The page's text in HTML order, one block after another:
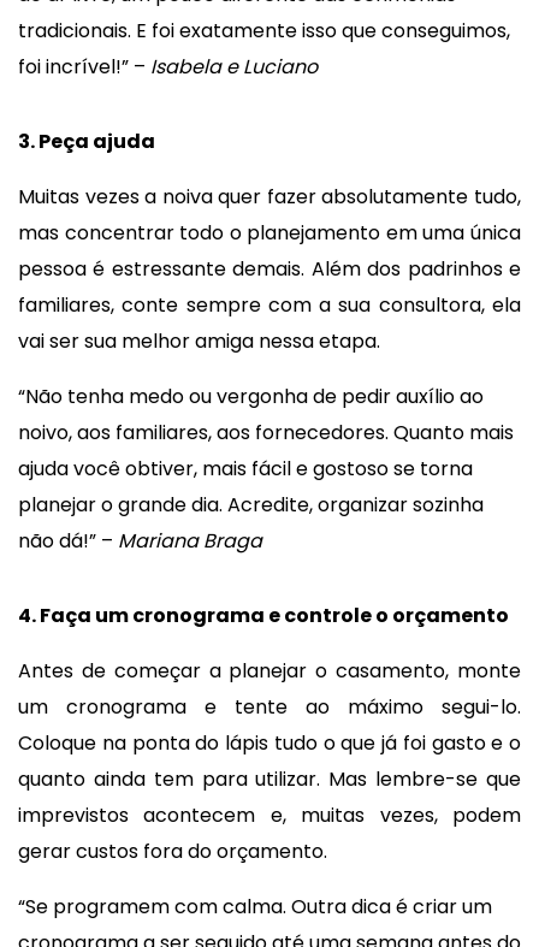
tradicionais. E foi exatamente isso que conseguimos,
foi incrível!” – Isabela e Luciano
3. Peça ajuda
Muitas vezes a noiva quer fazer absolutamente tudo,
mas concentrar todo o planejamento em uma única
pessoa é estressante demais. Além dos padrinhos e
familiares, conte sempre com a sua consultora, ela
vai ser sua melhor amiga nessa etapa.
“Não tenha medo ou vergonha de pedir auxílio ao
noivo, aos familiares, aos fornecedores. Quanto mais
ajuda você obtiver, mais fácil e gostoso se torna
planejar o grande dia. Acredite, organizar sozinha
não dá!” – Mariana Braga
4. Faça um cronograma e controle o orçamento
Antes de começar a planejar o casamento, monte
um cronograma e tente ao máximo segui-lo.
Coloque na ponta do lápis tudo o que já foi gasto e o
quanto ainda tem para utilizar. Mas lembre-se que
imprevistos acontecem e, muitas vezes, podem
gerar custos fora do orçamento.
“Se programem com calma. Outra dica é criar um